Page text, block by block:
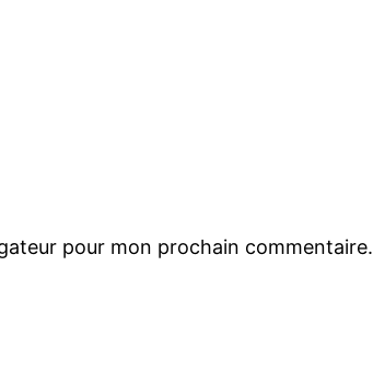
pour mon prochain commentaire.